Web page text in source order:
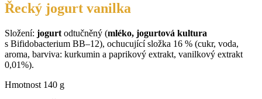
Řecký jogurt vanilka
Složení: jogurt odtučněný (mléko, jogurtová kultura
s Bifidobacterium BB–12), ochucující složka 16 % (cukr, voda,
aroma, barviva: kurkumin a paprikový extrakt, vanilkový extrakt
0,01%).
Hmotnost 140 g